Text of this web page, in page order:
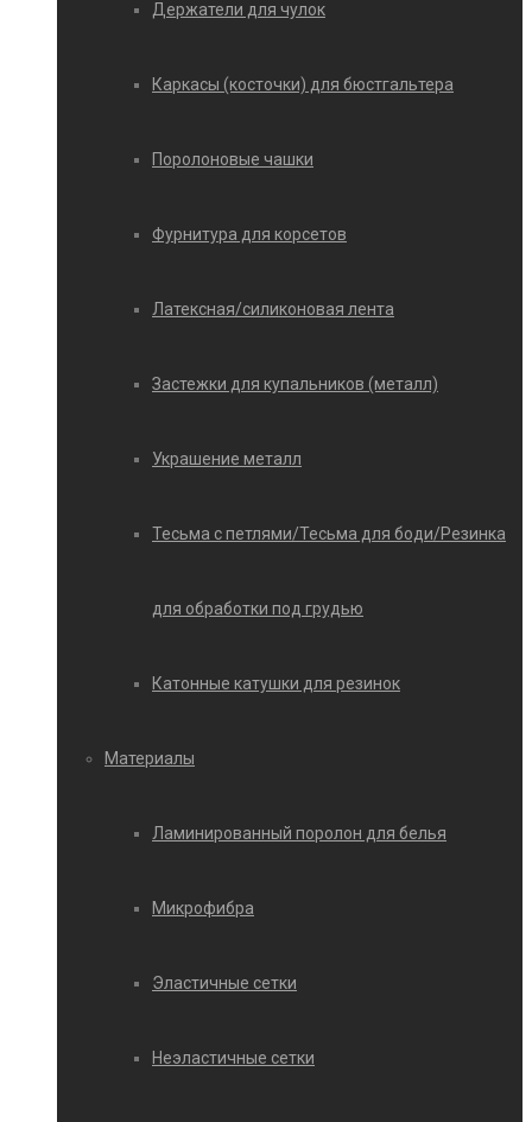
Держатели для чулок
Каркасы (косточки) для бюстгальтера
Поролоновые чашки
Фурнитура для корсетов
Латексная/силиконовая лента
Застежки для купальников (металл)
Украшение металл
Тесьма с петлями/Тесьма для боди/Резинка
для обработки под грудью
Катонные катушки для резинок
Материалы
Ламинированный поролон для белья
Микрофибра
Эластичные сетки
Неэластичные сетки